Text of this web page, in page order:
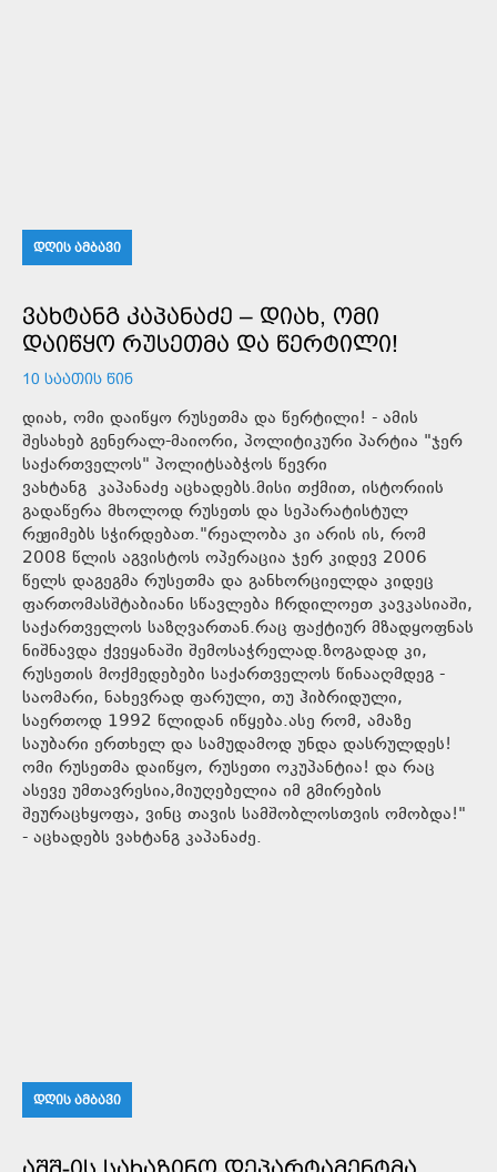
ᲓᲦᲘᲡ ᲐᲛᲑᲐᲕᲘ
ᲕᲐᲮᲢᲐᲜᲒ ᲙᲐᲞᲐᲜᲐᲫᲔ – ᲓᲘᲐᲮ, ᲝᲛᲘ
ᲓᲐᲘᲬᲧᲝ ᲠᲣᲡᲔᲗᲛᲐ ᲓᲐ ᲬᲔᲠᲢᲘᲚᲘ!
10 ᲡᲐᲐᲗᲘᲡ ᲬᲘᲜ
დიახ, ომი დაიწყო რუსეთმა და წერტილი! - ამის
შესახებ გენერალ-მაიორი, პოლიტიკური პარტია "ჯერ
საქართველოს" პოლიტსაბჭოს წევრი
ვახტანგ კაპანაძე აცხადებს.მისი თქმით, ისტორიის
გადაწერა მხოლოდ რუსეთს და სეპარატისტულ
რეჟიმებს სჭირდებათ."რეალობა კი არის ის, რომ
2008 წლის აგვისტოს ოპერაცია ჯერ კიდევ 2006
წელს დაგეგმა რუსეთმა და განხორციელდა კიდეც
ფართომასშტაბიანი სწავლება ჩრდილოეთ კავკასიაში,
საქართველოს საზღვართან.რაც ფაქტიურ მზადყოფნას
ნიშნავდა ქვეყანაში შემოსაჭრელად.ზოგადად კი,
რუსეთის მოქმედებები საქართველოს წინააღმდეგ -
საომარი, ნახევრად ფარული, თუ ჰიბრიდული,
საერთოდ 1992 წლიდან იწყება.ასე რომ, ამაზე
საუბარი ერთხელ და სამუდამოდ უნდა დასრულდეს!
ომი რუსეთმა დაიწყო, რუსეთი ოკუპანტია! და რაც
ასევე უმთავრესია,მიუღებელია იმ გმირების
შეურაცხყოფა, ვინც თავის სამშობლოსთვის ომობდა!"
- აცხადებს ვახტანგ კაპანაძე.
ᲓᲦᲘᲡ ᲐᲛᲑᲐᲕᲘ